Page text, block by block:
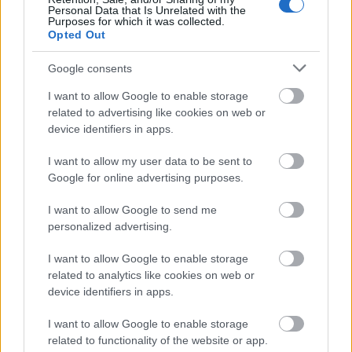
Personal Data that Is Unrelated with the
Purposes for which it was collected.
Opted Out
Google consents
I want to allow Google to enable storage
related to advertising like cookies on web or
device identifiers in apps.
I want to allow my user data to be sent to
Google for online advertising purposes.
I want to allow Google to send me
personalized advertising.
I want to allow Google to enable storage
related to analytics like cookies on web or
device identifiers in apps.
I want to allow Google to enable storage
related to functionality of the website or app.
beindította a tömör sorokban várakozó közönséget.
Természetesen egy best of classic
műsort kaptunk,
amelyben aViolent Pacificationpéldául rögtön